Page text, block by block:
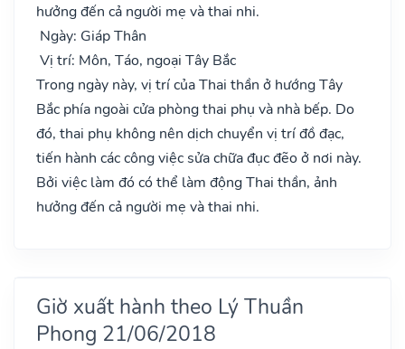
hưởng đến cả người mẹ và thai nhi.
Ngày: Giáp Thân
Vị trí: Môn, Táo, ngoại Tây Bắc
Trong ngày này, vị trí của Thai thần ở hướng Tây
Bắc phía ngoài cửa phòng thai phụ và nhà bếp. Do
đó, thai phụ không nên dịch chuyển vị trí đồ đạc,
tiến hành các công việc sửa chữa đục đẽo ở nơi này.
Bởi việc làm đó có thể làm động Thai thần, ảnh
hưởng đến cả người mẹ và thai nhi.
Giờ xuất hành theo Lý Thuần
Phong 21/06/2018